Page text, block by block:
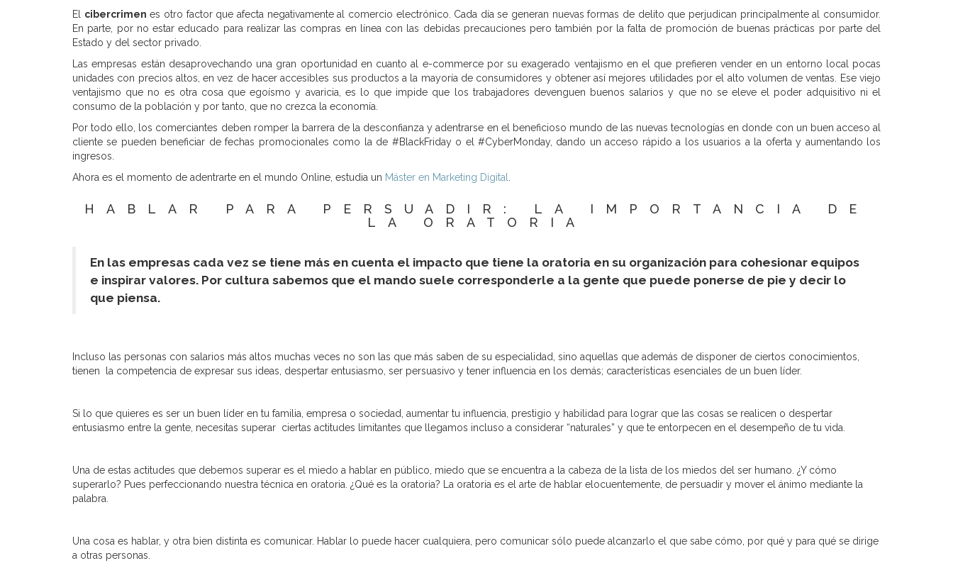
El cibercrimen es otro factor que afecta negativamente al comercio electrónico. Cada día se generan nuevas formas de delito que perjudican principalmente al consumidor.
En parte, por no estar educado para realizar las compras en línea con las debidas precauciones pero también por la falta de promoción de buenas prácticas por parte del
Estado y del sector privado.
Las empresas están desaprovechando una gran oportunidad en cuanto al e-commerce por su exagerado ventajismo en el que prefieren vender en un entorno local pocas
unidades con precios altos, en vez de hacer accesibles sus productos a la mayoría de consumidores y obtener así mejores utilidades por el alto volumen de ventas. Ese viejo
ventajismo que no es otra cosa que egoísmo y avaricia, es lo que impide que los trabajadores devenguen buenos salarios y que no se eleve el poder adquisitivo ni el
consumo de la población y por tanto, que no crezca la economía.
Por todo ello, los comerciantes deben romper la barrera de la desconfianza y adentrarse en el beneficioso mundo de las nuevas tecnologías en donde con un buen acceso al
cliente se pueden beneficiar de fechas promocionales como la de #BlackFriday o el #CyberMonday, dando un acceso rápido a los usuarios a la oferta y aumentando los
ingresos.
Ahora es el momento de adentrarte en el mundo Online, estudia un Máster en Marketing Digital
HABLAR PARA PERSUADIR: LA IMPORTANCIA DE
LA ORATORIA
En las empresas cada vez se tiene más en cuenta el impacto que tiene la oratoria en su organización para cohesionar equipos
e inspirar valores. Por cultura sabemos que el mando suele corresponderle a la gente que puede ponerse de pie y decir lo
que piensa.
Incluso las personas con salarios más altos muchas veces no son las que más saben de su especialidad, sino aquellas que además de disponer de ciertos conocimientos,
tienen la competencia de expresar sus ideas, despertar entusiasmo, ser persuasivo y tener influencia en los demás; características esenciales de un buen líder.
Si lo que quieres es ser un buen líder en tu familia, empresa o sociedad, aumentar tu influencia, prestigio y habilidad para lograr que las cosas se realicen o despertar
entusiasmo entre la gente, necesitas superar ciertas actitudes limitantes que llegamos incluso a considerar “naturales” y que te entorpecen en el desempeño de tu vida.
Una de estas actitudes que debemos superar es el miedo a hablar en público, miedo que se encuentra a la cabeza de la lista de los miedos del ser humano. ¿Y cómo
superarlo? Pues perfeccionando nuestra técnica en oratoria. ¿Qué es la oratoria? La oratoria es el arte de hablar elocuentemente, de persuadir y mover el ánimo mediante la
palabra.
Una cosa es hablar, y otra bien distinta es comunicar. Hablar lo puede hacer cualquiera, pero comunicar sólo puede alcanzarlo el que sabe cómo, por qué y para qué se dirige
a otras personas.